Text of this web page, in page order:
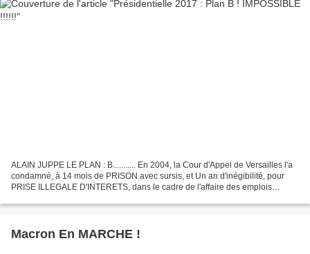
ALAIN JUPPE LE PLAN : B........... En 2004, la Cour d'Appel de Versailles l'a
condamné, à 14 mois de PRISON avec sursis, et Un an d'inégibilité, pour
PRISE ILLEGALE D'INTERETS, dans le cadre de l'affaire des emplois
Macron En MARCHE !